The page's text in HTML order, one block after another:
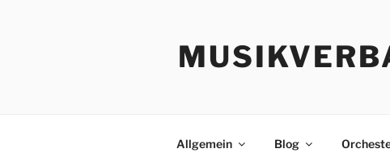
Allgemein Blog